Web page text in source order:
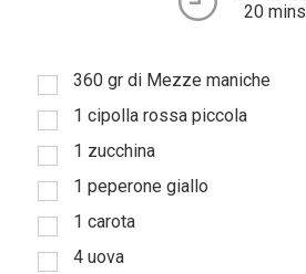
20 mins
360 gr di Mezze maniche
1 cipolla rossa piccola
1 zucchina
1 peperone giallo
1 carota
4 uova